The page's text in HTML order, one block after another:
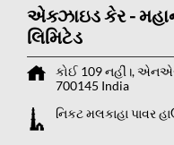
એક્ઝાઇડ કેર -
લિમિટેડ
કોઈ 109 નહીં।,
700145 India
નિકટ મલકાહા પાવર